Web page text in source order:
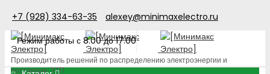
+7 (928) 334-63-35
alexey@minimaxelectro.ru
Режим работы с 8.00 до 17.00
Производитель решений по распределению электроэнергии и
поставщик ЭТП